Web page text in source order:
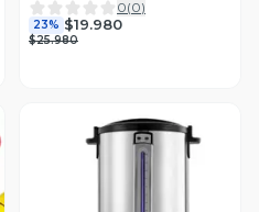
0(0)
23% $19.980
$25.980